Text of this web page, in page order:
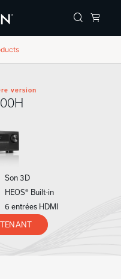
version
Son 3D
HEOS® Built-in
6 entrées HDMI